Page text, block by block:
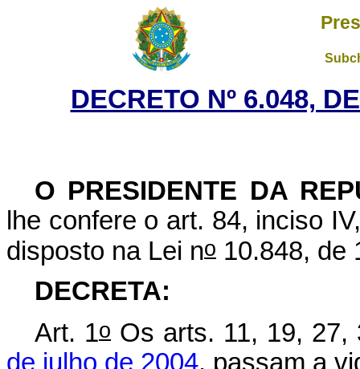
DECRETO Nº 6.048,
O PRESIDENTE DA
lhe confere o art. 84, inciso
disposto na Lei no 10.848, de
DECRETA:
Art. 1o Os arts. 11, 19,
de julho de 2004, passam a